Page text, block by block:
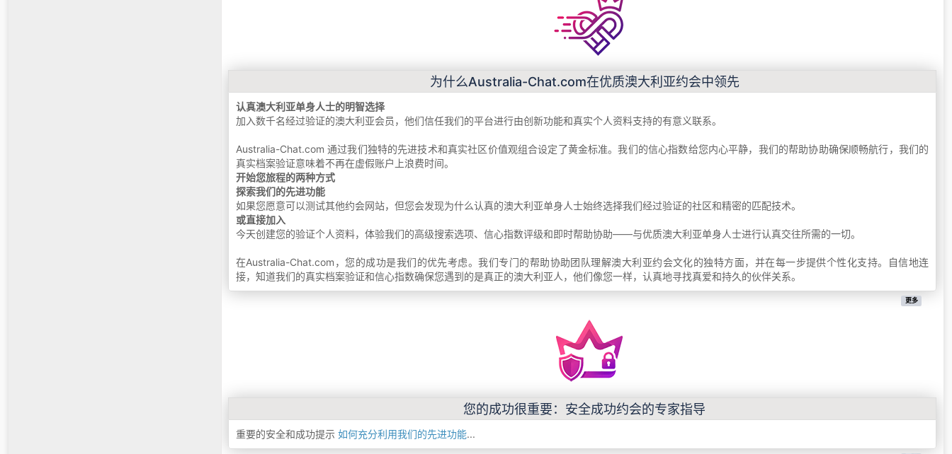
为什么Australia-Chat.com在优质澳大利亚约会中领先
认真澳大利亚单身人士的明智选择
加入数千名经过验证的澳大利亚会员，他们信任我们的平台进行由创新功能和真实个人资料支持的有意义联系。
Australia-Chat.com 通过我们独特的先进技术和真实社区价值观组合设定了黄金标准。我们的信心指数给您内心平静，我们的帮助协助确保顺畅航行，我们的
真实档案验证意味着不再在虚假账户上浪费时间。
开始您旅程的两种方式
探索我们的先进功能
如果您愿意可以测试其他约会网站，但您会发现为什么认真的澳大利亚单身人士始终选择我们经过验证的社区和精密的匹配技术。
或直接加入
今天创建您的验证个人资料，体验我们的高级搜索选项、信心指数评级和即时帮助协助——与优质澳大利亚单身人士进行认真交往所需的一切。
在Australia-Chat.com，您的成功是我们的优先考虑。我们专门的帮助协助团队理解澳大利亚约会文化的独特方面，并在每一步提供个性化支持。自信地连
接，知道我们的真实档案验证和信心指数确保您遇到的是真正的澳大利亚人，他们像您一样，认真地寻找真爱和持久的伙伴关系。
更多
您的成功很重要：安全成功约会的专家指导
重要的安全和成功提示 如何充分利用我们的先进功能...